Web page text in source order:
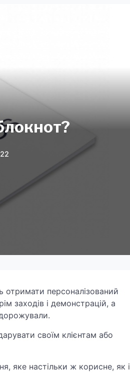
отримати персоналізований
заходів і демонстрацій, а
своїм клієнтам або
яке настільки ж корисне, як і